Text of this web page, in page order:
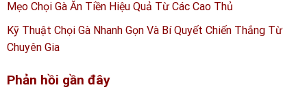
Mẹo Chọi Gà Ăn Tiền Hiệu Quả Từ Các Cao Thủ
Kỹ Thuật Chọi Gà Nhanh Gọn Và Bí Quyết Chiến Thắng Từ
Chuyên Gia
Phản hồi gần đây